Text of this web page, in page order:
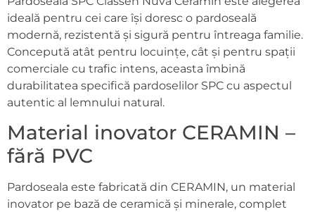
ideală pentru cei care își doresc o pardoseală
modernă, rezistentă și sigură pentru întreaga familie.
Concepută atât pentru locuințe, cât și pentru spații
comerciale cu trafic intens, aceasta îmbină
durabilitatea specifică pardoselilor SPC cu aspectul
autentic al lemnului natural.
Material inovator CERAMIN –
fără PVC
Pardoseala este fabricată din CERAMIN, un material
inovator pe bază de ceramică și minerale, complet